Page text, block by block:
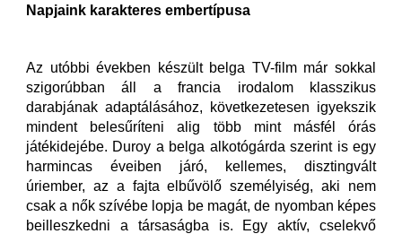
Napjaink karakteres embertípusa
Az utóbbi években készült belga TV-film már sokkal
szigorúbban áll a francia irodalom klasszikus
darabjának adaptálásához, következetesen igyekszik
mindent belesűríteni alig több mint másfél órás
játékidejébe. Duroy a belga alkotógárda szerint is egy
harmincas éveiben járó, kellemes, disztingvált
úriember, az a fajta elbűvölő személyiség, aki nem
csak a nők szívébe lopja be magát, de nyomban képes
beilleszkedni a társaságba is. Egy aktív, cselekvő